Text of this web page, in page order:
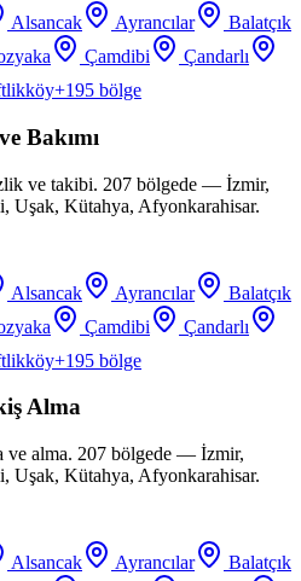
Alsancak Ayrancılar
Balatçık
Çamdibi
Çandarlı
+195 bölge
Bakımı
ve takibi. 207 bölgede — İzmir,
Uşak, Kütahya, Afyonkarahisar.
Alsancak Ayrancılar
Balatçık
Çamdibi
Çandarlı
+195 bölge
Alma
ve alma. 207 bölgede — İzmir,
Uşak, Kütahya, Afyonkarahisar.
Alsancak Ayrancılar
Balatçık